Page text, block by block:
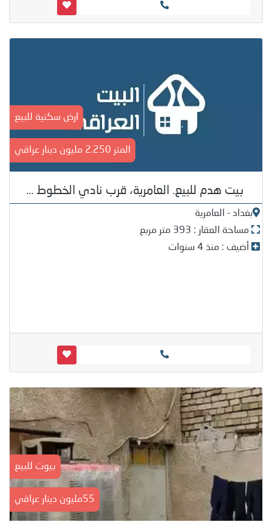
ارض سكنية للبيع
المتر 2.250 مليون دينار عراقي
بيت هدم للبيع. العامرية، قرب نادي الخطوط ...
بغداد - العامرية
مساحة العقار : 393 متر مربع
أضيف : منذ 4 سنوات
بيوت للبيع
55مليون دينار عراقي